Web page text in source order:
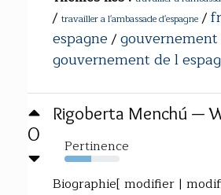
/ travailler a l'ambassade d'espagne /
espagne/
gouvernement de l
0
Rigoberta Menchú —
Pertinence
48%
Biographie[ modifier |